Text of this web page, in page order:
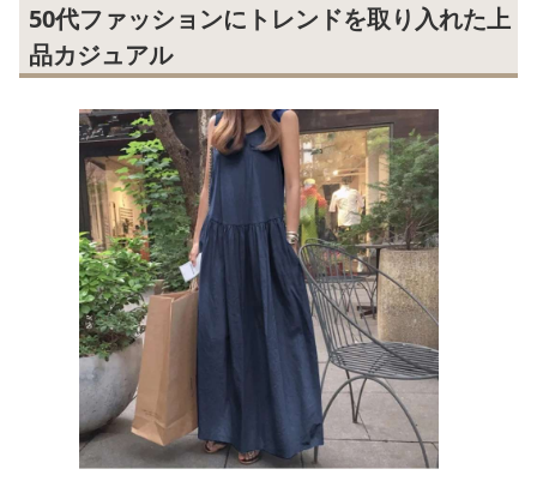
50代ファッションにトレンドを取り入れた上
品カジュアル